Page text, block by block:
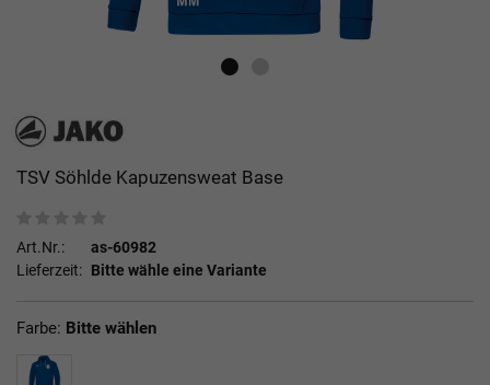
TSV Söhlde Kapuzensweat Base
Art.Nr.:
as-60982
Lieferzeit: Bitte wähle eine Variante
Farbe: Bitte wählen